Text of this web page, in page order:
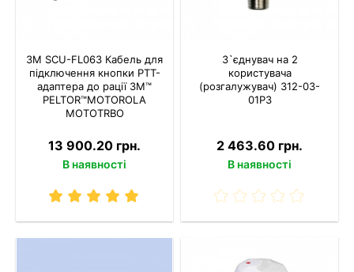
3M SCU-FL063 Кабель для
підключення кнопки РТТ-
адаптера до рації 3M™
PELTOR™MOTOROLA
MOTOTRBO
13 900.20 грн.
В наявності
З`єднувач на 2
користувача
(розгалужувач) 312-03-
01P3
2 463.60 грн.
В наявності